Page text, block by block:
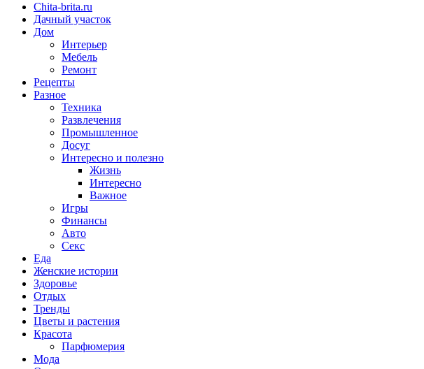
Chita-brita.ru
Дачный участок
Дом
Интерьер
Мебель
Ремонт
Рецепты
Разное
Техника
Развлечения
Промышленное
Досуг
Интересно и полезно
Жизнь
Интересно
Важное
Игры
Финансы
Авто
Секс
Еда
Женские истории
Здоровье
Отдых
Тренды
Цветы и растения
Красота
Парфюмерия
Мода